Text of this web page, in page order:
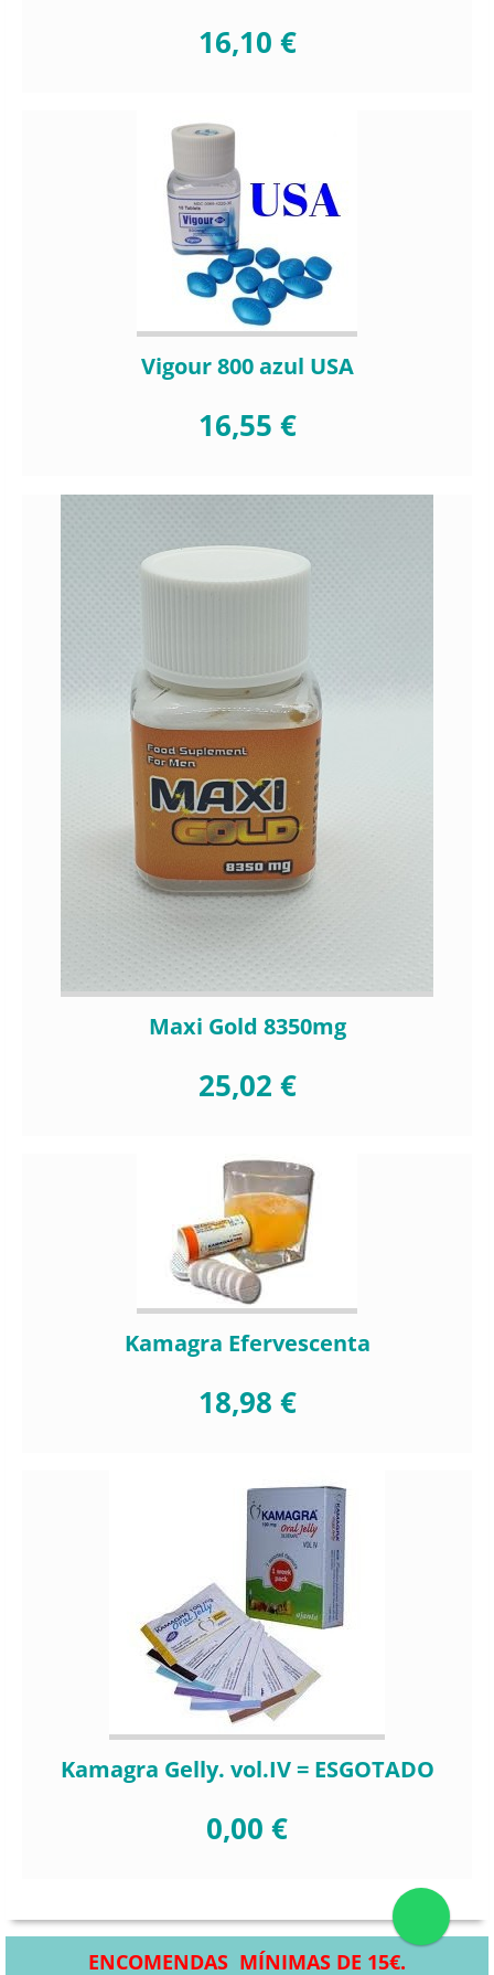
16,10 €
Vigour 800 azul USA
16,55 €
Maxi Gold 8350mg
25,02 €
Kamagra Efervescenta
18,98 €
Kamagra Gelly. vol.IV = ESGOTADO
0,00 €
ENCOMENDAS MÍNIMAS DE 15€.